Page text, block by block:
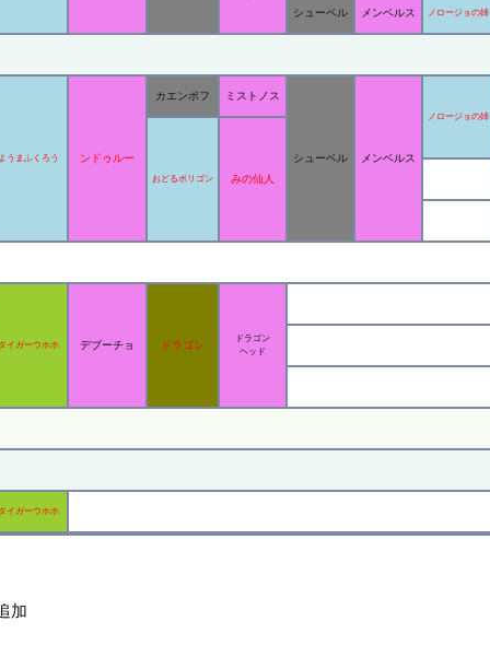
シューベル メンベルス ノロージョの姉
ようまふくろう ンドゥルー
カエンポフ ミストノス
シューベル メンベルス
ノロージョの姉
おどるポリゴン みの仙人
タイガーウホホ デブーチョ ドラゴン
ドラゴン
ヘッド
タイガーウホホ
加